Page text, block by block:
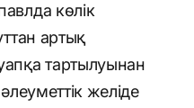
көлік
артық
тартылуынан
желіде